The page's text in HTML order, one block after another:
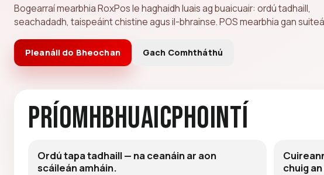
Bogearraí mearbhia RoxPos le haghaidh luais ag buaicuair: ordú tadhaill,
seachadadh, taispeáint chistine agus il-bhrainse. POS mearbhia gan
Pleanáil do Bheochan Gach Comhtháthú
Príomhbhuaicphointí
Ordú tapa tadhaill — na ceanáin ar aon
scáileán amháin.
chuig